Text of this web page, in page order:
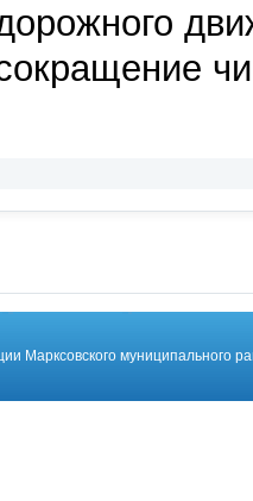
Марксовского муниципального